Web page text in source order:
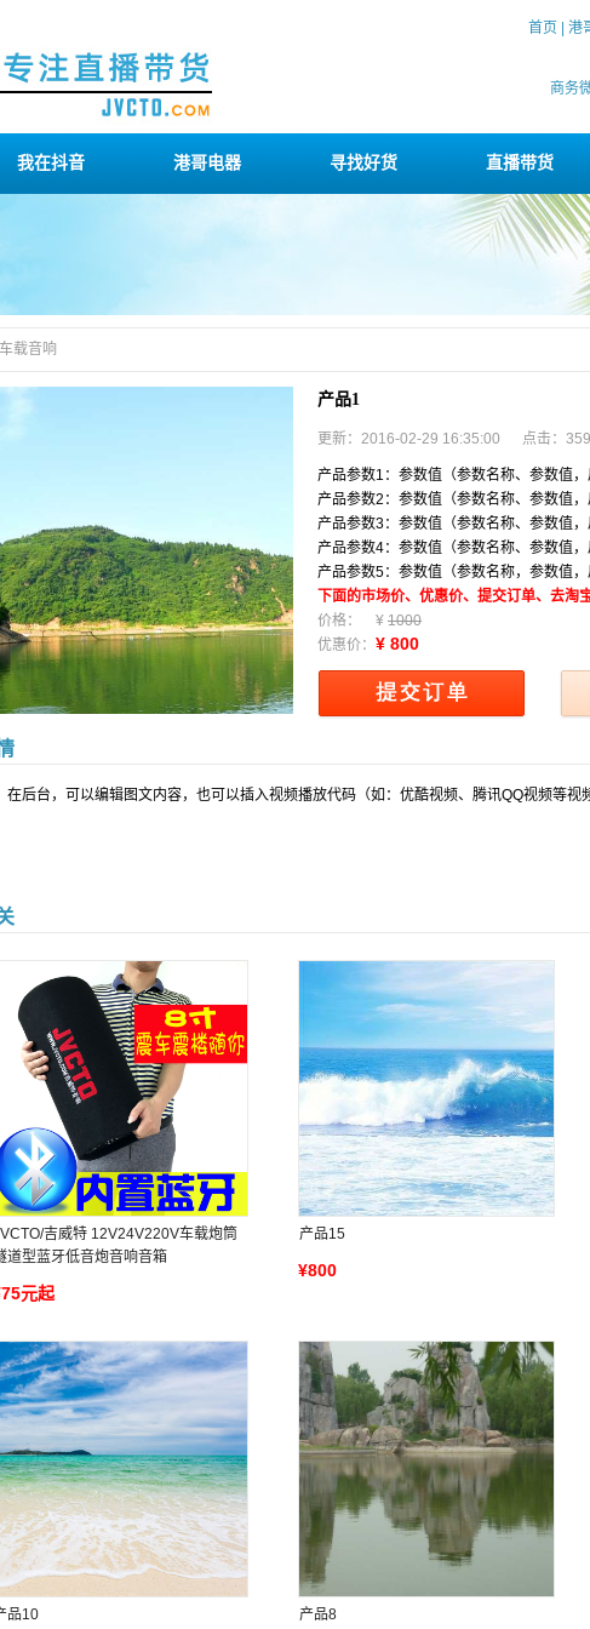
首页 港
商务
我在抖音 港哥电器 寻找好货 直播带货
车载音响
产品1
更新：2016-02-29 16:35:00 点击：
产品参数1：参数值（参数名称、参数值，
产品参数2：参数值（参数名称、参数值，
产品参数3：参数值（参数名称、参数值，
产品参数4：参数值（参数名称、参数值，
产品参数5：参数值（参数名称，参数值，
下面的市场价、优惠价、提交订单、去淘
价格： ¥ 1000
优惠价： ¥ 800
在后台，可以编辑图文内容，也可以插入视频播放代码（如：优酷视频、腾讯QQ视频等视
吉威特 12V24V220V车载炮筒
道型蓝牙低音炮音响音箱
元起
产品15
¥800
品10 产品8